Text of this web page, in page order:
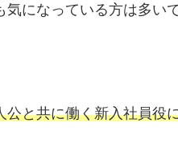
気になっている方は多い
公と共に働く新入社員役